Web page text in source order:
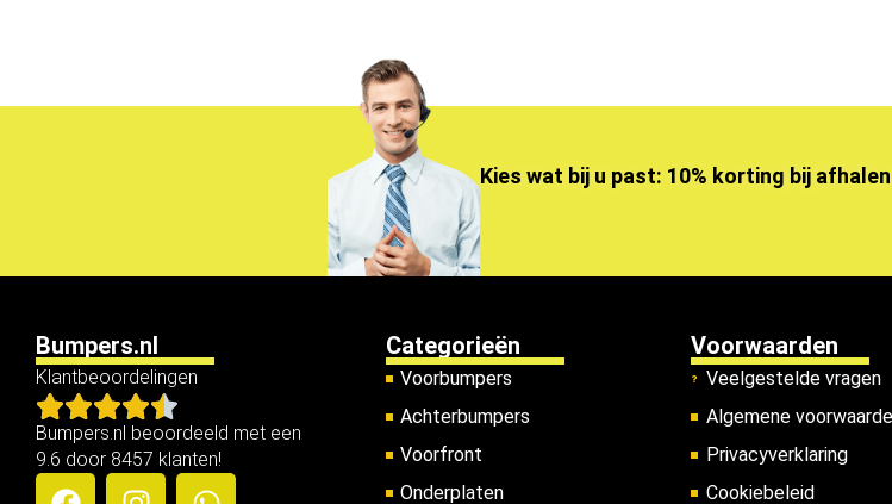
Kies wat bij u past: 10% korting bij
Bumpers.nl
Klantbeoordelingen
Bumpers.nl beoordeeld met een
9.6 door 8457 klanten!
Categorieën
Voorbumpers
Achterbumpers
Voorfront
Onderplaten
Voorwaarden
Veelgestelde vragen
Algemene
Privacyverklaring
Cookiebeleid